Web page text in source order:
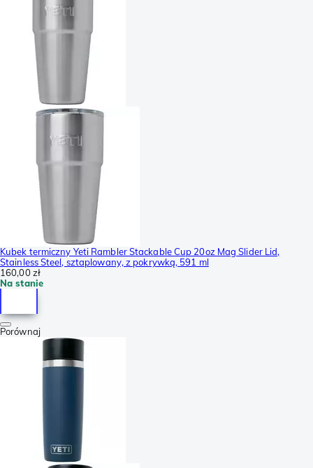
Kubek termiczny Yeti Rambler Stackable Cup 20oz Mag Slider Lid,
Stainless Steel, sztaplowany, z pokrywką, 591 ml
160,00 zł
Na stanie
Porównaj